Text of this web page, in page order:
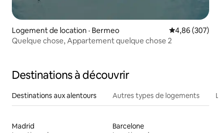
Logement de location · Bermeo Note
4,86 (307)
Quelque chose, Appartement quelque chose 2
Destinations à découvrir
Destinations aux alentours Autres types de logements
Madrid
Barcelone